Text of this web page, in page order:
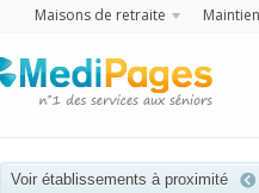
Maisons de retraite
Voir établissements à proximité